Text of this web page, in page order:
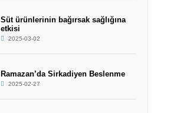
Süt ürünlerinin bağırsak sağlığına
etkisi
2025-03-02
Ramazan’da Sirkadiyen Beslenme
2025-02-27